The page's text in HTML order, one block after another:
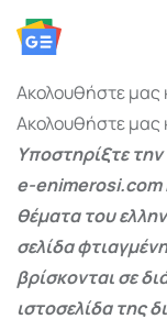
Ακολουθήστε μας
Ακολουθήστε μας
Υποστηρίξτε
e-enimerosi.com
θέματα του
σελίδα
βρίσκονται σε
ιστοσελίδα της